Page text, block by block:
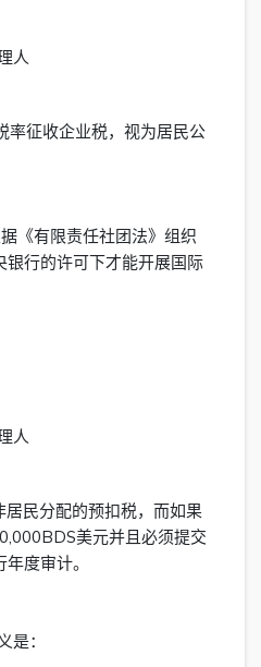
人
率征收企业税，视为居民公
《有限责任社团法》组织
银行的许可下才能开展国际
人
民分配的预扣税，而如果
美元并且必须提交
度审计。
是：